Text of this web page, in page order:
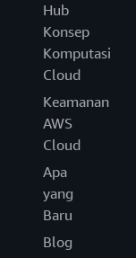
Hub
Konsep
Komputasi
Cloud
Keamanan
AWS
Cloud
Apa
yang
Baru
Blog